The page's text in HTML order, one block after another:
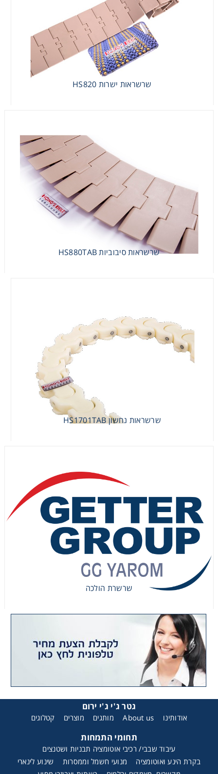
שרשראות ישרות HS820
שרשראות סיבוביות HS880TAB
שרשראות נחשון HS1701TAB
שרשרת הולכה
גטר ג'י ג'י ירום
אודותינו About us מותגים מוצרים קטלוגים
תחומי התמחות
עיבוד שבבי/ רכיבי אוטומציה תבניות ושטנצים
בקרת הינע ואוטומציה
מנועי חשמל וממסרות
שינוע לינארי
שרשראות נחשון HS1701TAB